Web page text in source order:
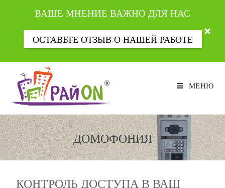
ВАШЕ МНЕНИЕ ВАЖНО ДЛЯ НАС
ОСТАВЬТЕ ОТЗЫВ О НАШЕЙ РАБОТЕ
содержимому
МЕНЮ
ДОМОФОНИЯ
КОНТРОЛЬ ДОСТУПА В ВАШ